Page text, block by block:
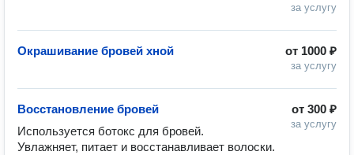
за услугу
от 1000 ₽
за услугу
Окрашивание бровей хной
от 300 ₽
за услугу
Восстановление бровей
Используется ботокс для бровей.
Увлажняет, питает и восстанавливает волоски.